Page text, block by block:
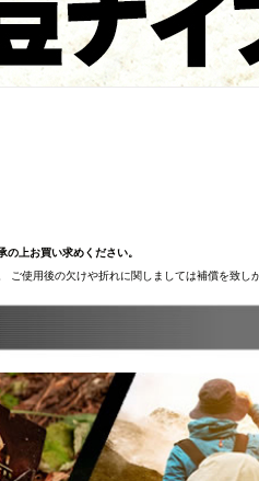
上お買い求めください。
使用後の欠けや折れに関しましては補償を致し